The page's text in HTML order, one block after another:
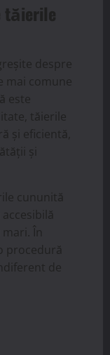
tăierile
despre
mai comune
este
tăierile
și eficientă,
și
cununită
În
procedură
de